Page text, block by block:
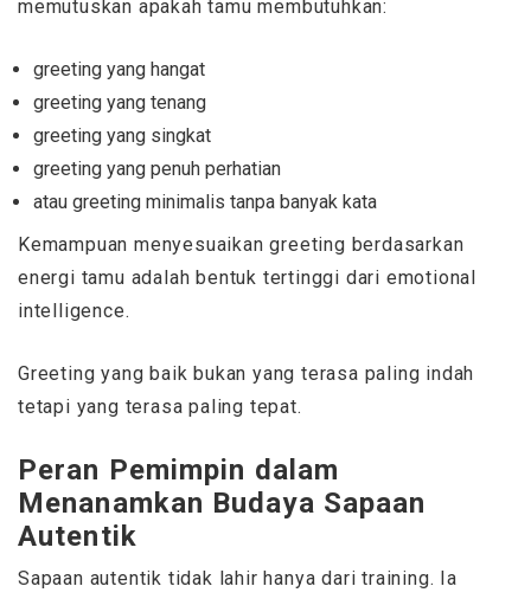
memutuskan apakah tamu membutuhkan:
greeting yang hangat
greeting yang tenang
greeting yang singkat
greeting yang penuh perhatian
atau greeting minimalis tanpa banyak kata
Kemampuan menyesuaikan greeting berdasarkan
energi tamu adalah bentuk tertinggi dari emotional
intelligence.
Greeting yang baik bukan yang terasa paling indah
tetapi yang terasa paling tepat.
Peran Pemimpin dalam
Menanamkan Budaya Sapaan
Autentik
Sapaan autentik tidak lahir hanya dari training. Ia